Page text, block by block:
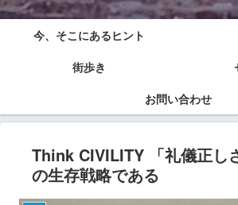
今、そこにあるヒント
街歩き
お問い合わせ
Think CIVILITY 「礼儀正し
の生存戦略である